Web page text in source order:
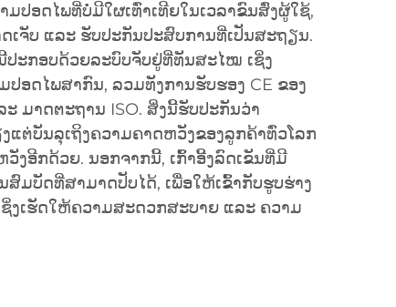
ປອດໄພທີ່ບໍ່ມີໃຜເທົ່າເທີຍໃນເວລາຂົນສົ່ງຜູ້ໃຊ້,
ເຈັບ ແລະ ຮັບປະກັນປະສົບການທີ່ເປັນສະຖຽນ.
ປະກອບດ້ວຍລະບົບຈັບຢູ່ທີ່ທັນສະໄໝ ເຊິ່ງ
ປອດໄພສາກົນ, ລວມທັງການຮັບຮອງ CE ຂອງ
ມາດຕະຖານ ISO. ສິ່ງນີ້ຮັບປະກັນວ່າ
ແຕ່ບັນລຸເຖິງຄວາມຄາດຫວັງຂອງລູກຄ້າທົ່ວໂລກ
ງອີກດ້ວຍ. ນອກຈາກນີ້, ເກົ້າອີ້ງລົດເຂັນທີ່ມີ
ສົມບັດທີ່ສາມາດປັບໄດ້, ເພື່ອໃຫ້ເຂົ້າກັບຮູບຮ່າງ
ຊິ່ງເຮັດໃຫ້ຄວາມສະດວກສະບາຍ ແລະ ຄວາມ